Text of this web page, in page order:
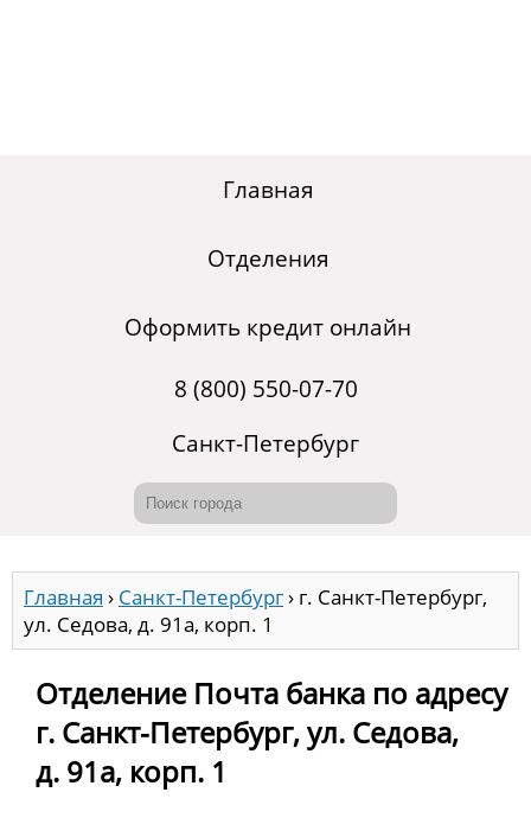
Главная
Отделения
Оформить кредит онлайн
8 (800) 550-07-70
Санкт-Петербург
Главная › Санкт-Петербург› г. Санкт-Петербург,
ул. Седова, д. 91а, корп. 1
Отделение Почта банка по адресу
г. Санкт-Петербург, ул. Седова,
д. 91а, корп. 1